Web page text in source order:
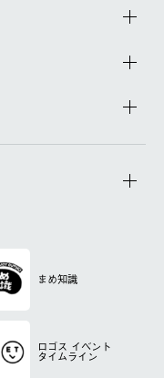
まめ知識
ロゴス イベント
タイムライン